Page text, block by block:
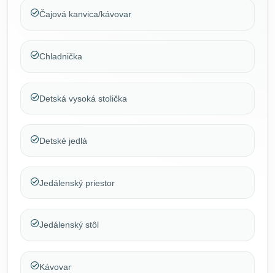
Čajová kanvica/kávovar
Chladnička
Detská vysoká stolička
Detské jedlá
Jedálenský priestor
Jedálenský stôl
Kávovar